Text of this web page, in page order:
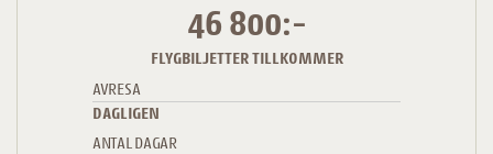
46 800:-
FLYGBILJETTER TILLKOMMER
AVRESA
DAGLIGEN
ANTAL DAGAR